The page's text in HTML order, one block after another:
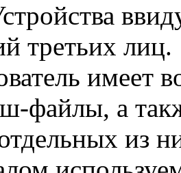
третьих лиц.
имеет
файлы, а
из